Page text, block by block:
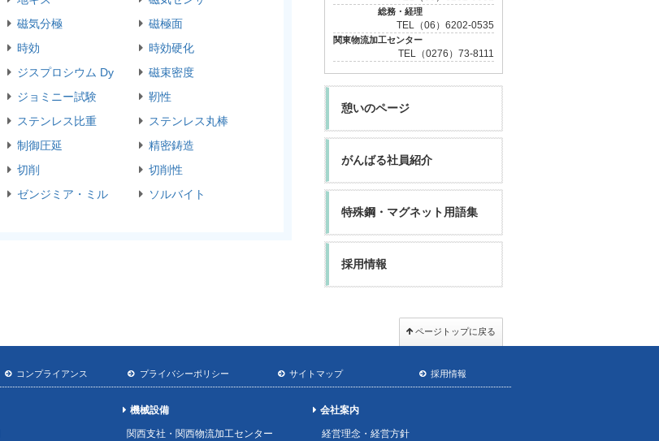
磁気分極
磁極面
時効
時効硬化
ジスプロシウム Dy
磁束密度
ジョミニー試験
靭性
ステンレス比重
ステンレス丸棒
制御圧延
精密鋳造
切削
切削性
ゼンジミア・ミル ソルバイト
総務・経理
TEL（06）6202-0535
関東物流加工センター
TEL（0276）73-8111
憩いのページ
がんばる社員紹介
特殊鋼・マグネット用語集
採用情報
ページトップに戻る
コンプライアンス プライバシーポリシー サイトマップ 採用情報
機械設備
関西支社・関西物流加工センター
会社案内
経営理念・経営方針